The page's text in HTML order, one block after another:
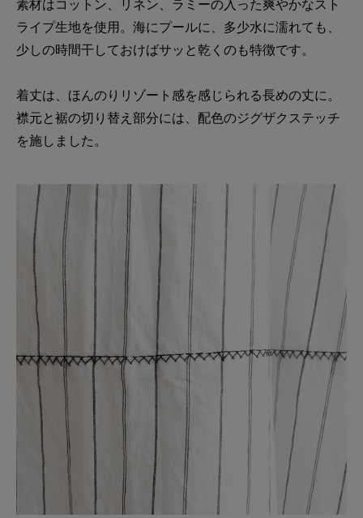
素材はコットン、リネン、ラミーの入った爽やかなスト
ライプ生地を使用。海にプールに、多少水に濡れても、
少しの時間干しておけばサッと乾くのも特徴です。
着丈は、ほんのりリゾート感を感じられる長めの丈に。
襟元と裾の切り替え部分には、配色のジグザクステッチ
を施しました。